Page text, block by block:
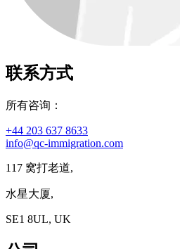
联系方式
所有咨询：
+44 203 637 8633
info@qc-immigration.com
117 窝打老道,
水星大厦,
SE1 8UL, UK